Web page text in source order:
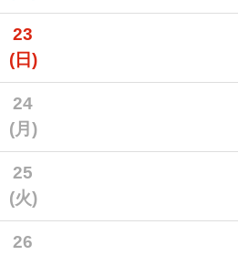
23
(日)
24
(月)
25
(火)
26